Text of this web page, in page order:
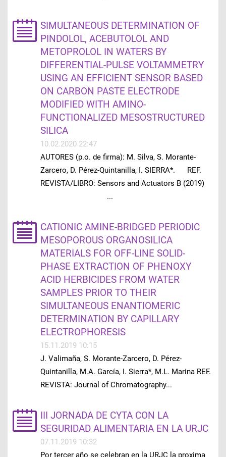
SIMULTANEOUS DETERMINATION OF
PINDOLOL, ACEBUTOLOL AND
METOPROLOL IN WATERS BY
DIFFERENTIAL-PULSE VOLTAMMETRY
USING AN EFFICIENT SENSOR BASED
ON CARBON PASTE ELECTRODE
MODIFIED WITH AMINO-
FUNCTIONALIZED MESOSTRUCTURED
SILICA
10.02.2020 22:47
AUTORES (p.o. de firma): M. Silva, S. Morante-
Zarcero, D. Pérez-Quintanilla, I. SIERRA*. REF.
REVISTA/LIBRO: Sensors and Actuators B (2019)
...
CATIONIC AMINE-BRIDGED PERIODIC
MESOPOROUS ORGANOSILICA
MATERIALS FOR OFF-LINE SOLID-
PHASE EXTRACTION OF PHENOXY
ACID HERBICIDES FROM WATER
SAMPLES PRIOR TO THEIR
SIMULTANEOUS ENANTIOMERIC
DETERMINATION BY CAPILLARY
ELECTROPHORESIS
15.11.2019 10:15
J. Valimaña, S. Morante-Zarcero, D. Pérez-
Quintanilla, M.A. García, I. Sierra*, M.L. Marina REF.
REVISTA: Journal of Chromatography...
III JORNADA DE CYTA CON LA
SEGURIDAD ALIMENTARIA EN LA URJC
07.11.2019 10:32
Por tercer año se celebran en la URJC la proxima